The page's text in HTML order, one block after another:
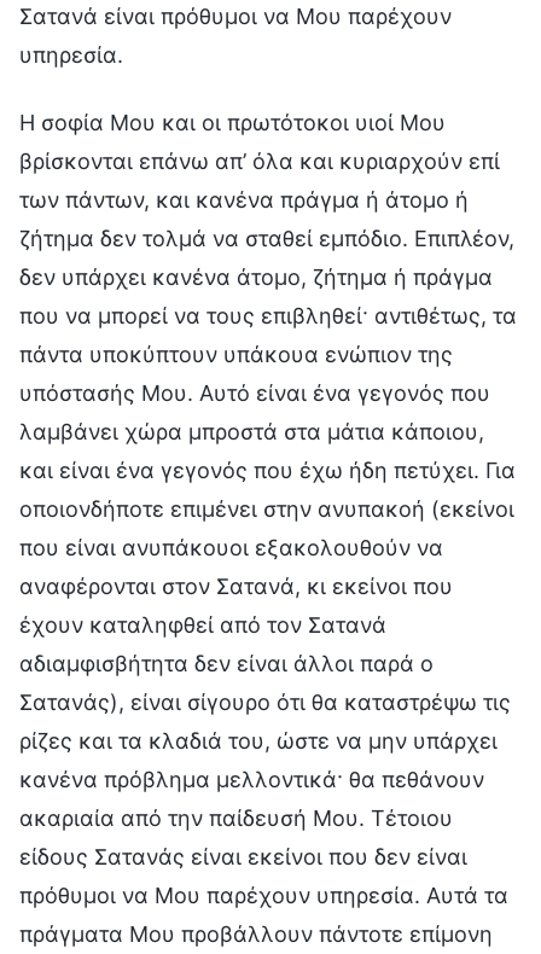
Σατανά είναι πρόθυμοι να Μου παρέχουν
υπηρεσία.
Η σοφία Μου και οι πρωτότοκοι υιοί Μου
βρίσκονται επάνω απ’ όλα και κυριαρχούν επί
των πάντων, και κανένα πράγμα ή άτομο ή
ζήτημα δεν τολμά να σταθεί εμπόδιο. Επιπλέον,
δεν υπάρχει κανένα άτομο, ζήτημα ή πράγμα
που να μπορεί να τους επιβληθεί· αντιθέτως, τα
πάντα υποκύπτουν υπάκουα ενώπιον της
υπόστασής Μου. Αυτό είναι ένα γεγονός που
λαμβάνει χώρα μπροστά στα μάτια κάποιου,
και είναι ένα γεγονός που έχω ήδη πετύχει. Για
οποιονδήποτε επιμένει στην ανυπακοή (εκείνοι
που είναι ανυπάκουοι εξακολουθούν να
αναφέρονται στον Σατανά, κι εκείνοι που
έχουν καταληφθεί από τον Σατανά
αδιαμφισβήτητα δεν είναι άλλοι παρά ο
Σατανάς), είναι σίγουρο ότι θα καταστρέψω τις
ρίζες και τα κλαδιά του, ώστε να μην υπάρχει
κανένα πρόβλημα μελλοντικά· θα πεθάνουν
ακαριαία από την παίδευσή Μου. Τέτοιου
είδους Σατανάς είναι εκείνοι που δεν είναι
πρόθυμοι να Μου παρέχουν υπηρεσία. Αυτά τα
πράγματα Μου προβάλλουν πάντοτε επίμονη